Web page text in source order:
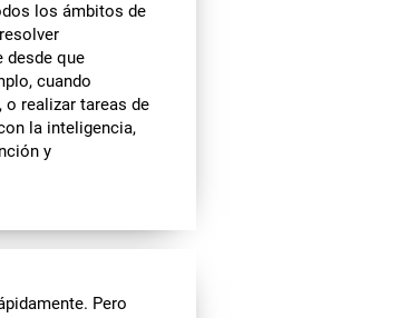
los ámbitos de
desde que
cuando
realizar tareas de
la inteligencia,
y
Pero